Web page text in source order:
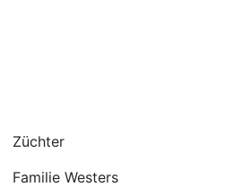
Züchter
Familie Westers